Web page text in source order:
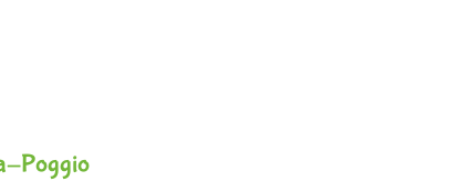
Poggio